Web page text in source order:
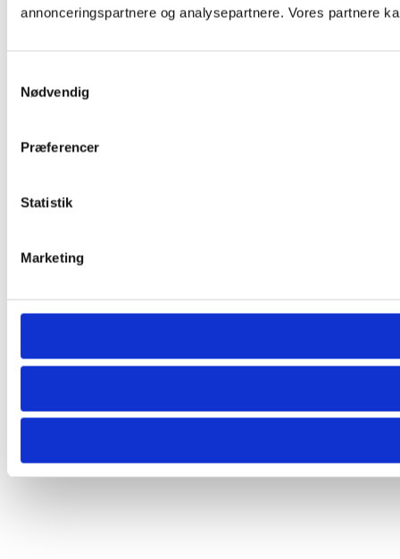
annonceringspartnere og analysepartnere. Vores partnere
Nødvendig
Præferencer
Statistik
Marketing